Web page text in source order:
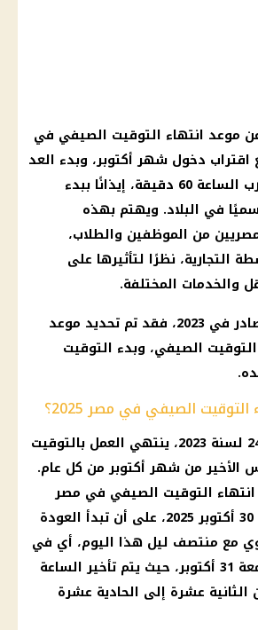
عن موعد انتهاء التوقيت الصيفي في
مع اقتراب دخول شهر أكتوبر، وبدء العد
التنازلي لإرجاع عقارب الساعة 60 دقيقة، إيذانًا ببدء
في البلاد. ويهتم بهذه
من الموظفين والطلاب،
التجارية، نظرًا لتأثيرها على
والخدمات المختلفة.
وبحسب القانون الصادر في 2023، فقد تم تحديد موعد
التوقيت الصيفي، وبدء التوقيت
الصيفي في مصر 2025؟
وفقًا للقانون رقم 24 لسنة 2023، ينتهي العمل بالتوقيت
من شهر أكتوبر من كل عام.
التوقيت الصيفي في مصر
2025 بيوم الخميس 30 أكتوبر 2025، على أن تبدأ العودة
مع منتصف ليل هذا اليوم، أي في
أول دقيقة من الجمعة 31 أكتوبر، حيث يتم تأخير الساعة
الثانية عشرة إلى الحادية عشرة